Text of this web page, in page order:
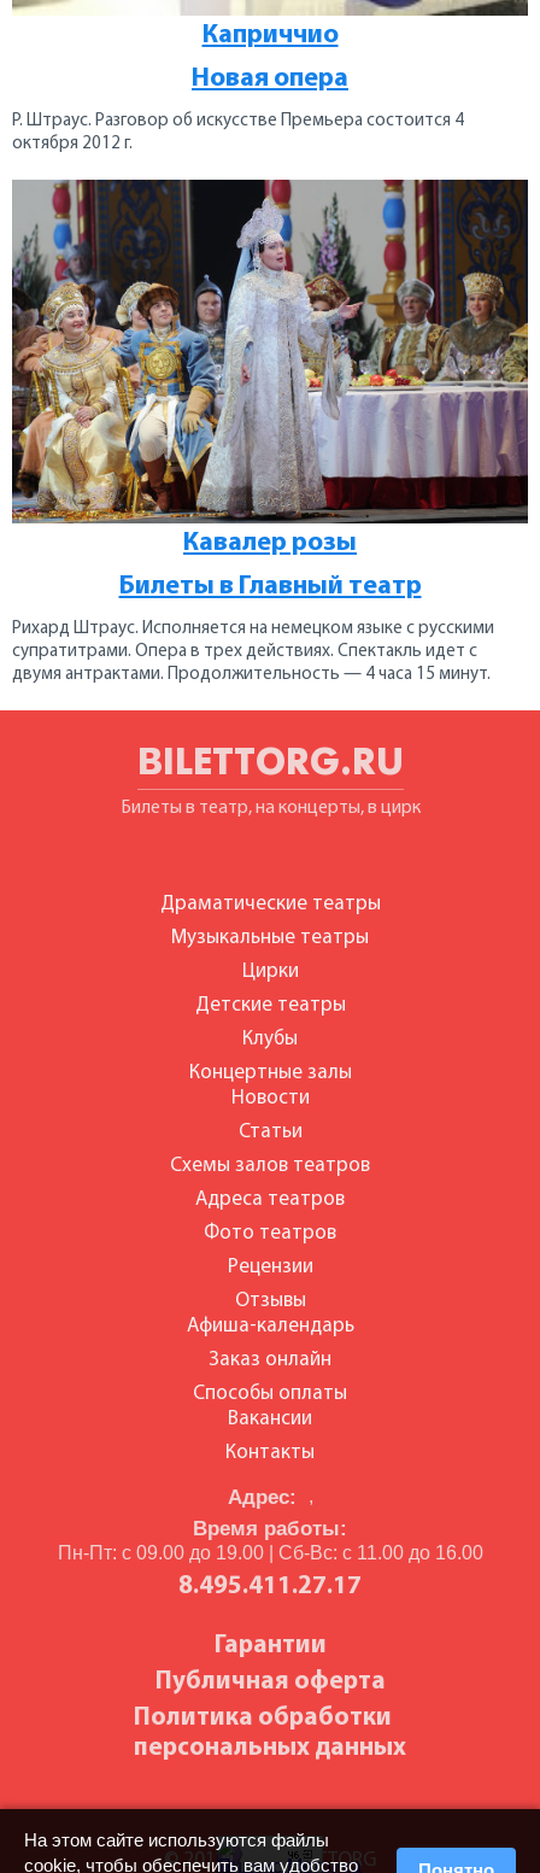
Каприччио
Новая опера
Р. Штраус. Разговор об искусстве Премьера состоится 4
октября 2012 г.
Кавалер розы
Билеты в Главный театр
Рихард Штраус. Исполняется на немецком языке с русскими
супратитрами. Опера в трех действиях. Спектакль идет с
двумя антрактами. Продолжительность — 4 часа 15 минут.
BILETTORG.RU
Билеты в театр, на концерты, в цирк
Адрес: ,
Время работы:
Пн-Пт: с 09.00 до 19.00 | Сб-Вс: с 11.00 до 16.00
8.495.411.27.17
Гарантии
Публичная оферта
Политика обработки
персональных данных
Драматические театры
Музыкальные театры
Цирки
Детские театры
Клубы
Концертные залы
Новости
Статьи
Схемы залов театров
Адреса театров
Фото театров
Рецензии
Отзывы
Афиша-календарь
Заказ онлайн
Способы оплаты
Вакансии
Контакты
© 2010-2026 BILETTORG
На этом сайте используются файлы
cookie, чтобы обеспечить вам удобство